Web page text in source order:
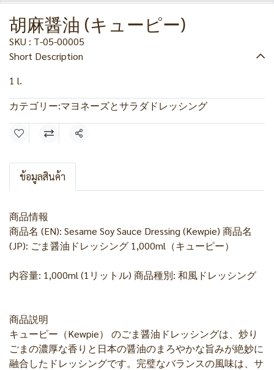
胡麻醤油 (キューピー)
SKU : T-05-00005
Short Description
1 l.
カテゴリー:マヨネーズとサラダドレッシング
共有
ข้อมูลสินค้า
商品情報
商品名 (EN): Sesame Soy Sauce Dressing (Kewpie) 商品名
(JP): ごま醤油ドレッシング 1,000ml（キューピー）
内容量: 1,000ml (1リットル) 商品種別: 和風ドレッシング
商品説明
キューピー（Kewpie） のごま醤油ドレッシングは、炒り
ごまの濃厚な香りと日本の醤油のまろやかな旨みが絶妙に
融合したドレッシングです。完璧なバランスの風味は、サ